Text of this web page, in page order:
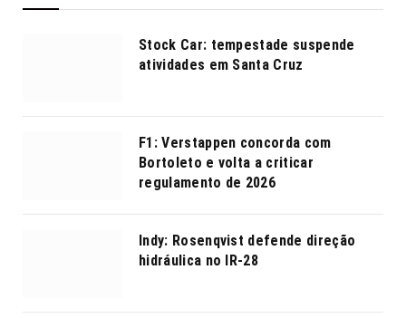
Stock Car: tempestade suspende
atividades em Santa Cruz
F1: Verstappen concorda com
Bortoleto e volta a criticar
regulamento de 2026
Indy: Rosenqvist defende direção
hidráulica no IR-28